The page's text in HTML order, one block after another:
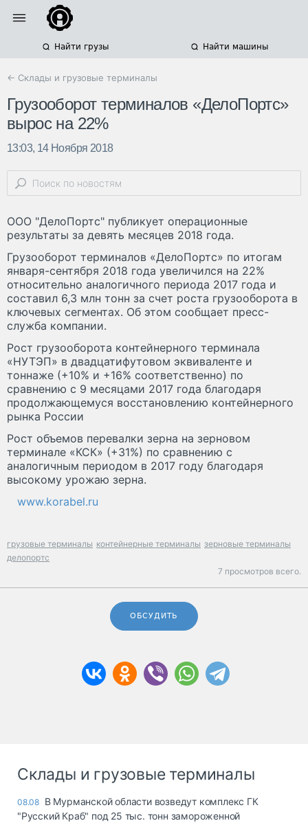
Найти грузы Найти машины
← Склады и грузовые терминалы
Грузооборот терминалов «ДелоПортс»
вырос на 22%
13:03, 14 Ноября 2018
ООО "ДелоПортс" публикует операционные
результаты за девять месяцев 2018 года.
Грузооборот терминалов «ДелоПортс» по итогам
января-сентября 2018 года увеличился на 22%
относительно аналогичного периода 2017 года и
составил 6,3 млн тонн за счет роста грузооборота в
ключевых сегментах. Об этом сообщает пресс-
служба компании.
Рост грузооборота контейнерного терминала
«НУТЭП» в двадцатифутовом эквиваленте и
тоннаже (+10% и +16% соответственно) по
сравнению с 9 месяцами 2017 года благодаря
продолжающемуся восстановлению контейнерного
рынка России
Рост объемов перевалки зерна на зерновом
терминале «КСК» (+31%) по сравнению с
аналогичным периодом в 2017 году благодаря
высокому урожаю зерна.
www.korabel.ru
грузовые терминалы контейнерные терминалы зерновые терминалы
делопортс
7 просмотров всего.
ОБСУДИТЬ
Склады и грузовые терминалы
08.08 В Мурманской области возведут комплекс ГК
"Русский Краб" под 25 тыс. тонн замороженной